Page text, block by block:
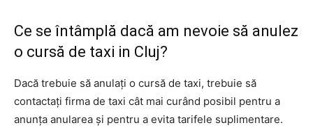
Ce se întâmplă dacă am nevoie să anulez
o cursă de taxi in Cluj?
Dacă trebuie să anulați o cursă de taxi, trebuie să
contactați firma de taxi cât mai curând posibil pentru a
anunța anularea și pentru a evita tarifele suplimentare.